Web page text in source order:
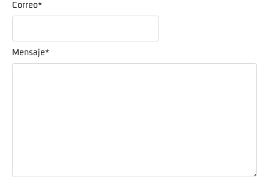
Mensaje*
Correo*